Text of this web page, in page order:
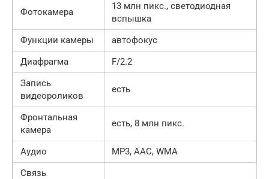
Фотокамера
13 млн пикс., светодиодная
вспышка
Функции камеры
автофокус
Диафрагма
F/2.2
Запись
видеороликов
есть
Фронтальная
камера
есть, 8 млн пикс.
Аудио
MP3, AAC, WMA
Связь